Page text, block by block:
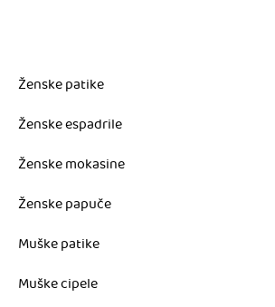
Ženske patike
Ženske espadrile
Ženske mokasine
Ženske papuče
Muške patike
Muške cipele